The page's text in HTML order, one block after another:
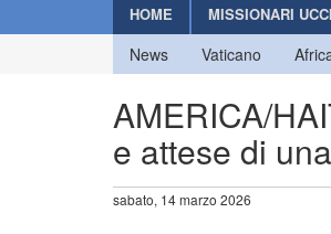
HOME MISSIONARI
News Vaticano
AMERICA/
e attese di
sabato, 14 marzo 2026